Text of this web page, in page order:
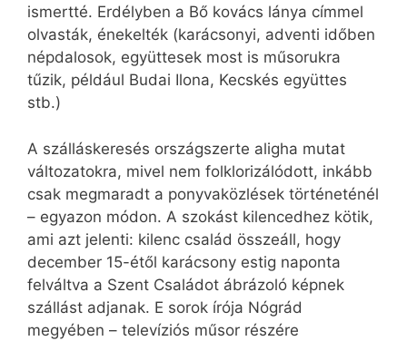
ismertté. Erdélyben a Bő kovács lánya címmel
olvasták, énekelték (karácsonyi, adventi időben
népdalosok, együttesek most is műsorukra
tűzik, például Budai Ilona, Kecskés együttes
stb.)
A szálláskeresés országszerte aligha mutat
változatokra, mivel nem folklorizálódott, inkább
csak megmaradt a ponyvaközlések történeténél
– egyazon módon. A szokást kilencedhez kötik,
ami azt jelenti: kilenc család összeáll, hogy
december 15-étől karácsony estig naponta
felváltva a Szent Családot ábrázoló képnek
szállást adjanak. E sorok írója Nógrád
megyében – televíziós műsor részére